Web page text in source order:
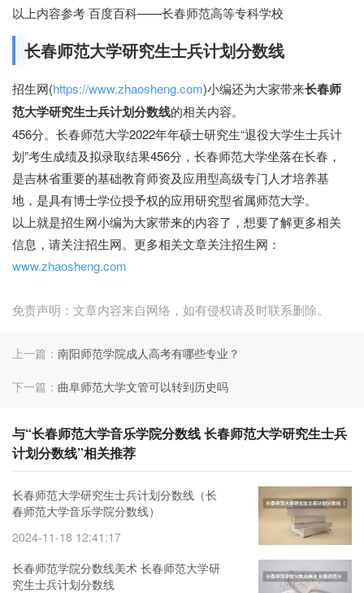
以上内容参考 百度百科——长春师范高等专科学校
长春师范大学研究生士兵计划分数线
招生网(https://www.zhaosheng.com)小编还为大家带来长春师
范大学研究生士兵计划分数线的相关内容。
456分。长春师范大学2022年年硕士研究生“退役大学生士兵计
划”考生成绩及拟录取结果456分，长春师范大学坐落在长春，
是吉林省重要的基础教育师资及应用型高级专门人才培养基
地，是具有博士学位授予权的应用研究型省属师范大学。
以上就是招生网小编为大家带来的内容了，想要了解更多相关
信息，请关注招生网。更多相关文章关注招生网：
www.zhaosheng.com
免责声明：文章内容来自网络，如有侵权请及时联系删除。
上一篇： 南阳师范学院成人高考有哪些专业？
下一篇： 曲阜师范大学文管可以转到历史吗
与“长春师范大学音乐学院分数线 长春师范大学研究生士兵
计划分数线”相关推荐
长春师范大学研究生士兵计划分数线（长
春师范大学音乐学院分数线）
2024-11-18 12:41:17
长春师范学院分数线美术 长春师范大学研
究生士兵计划分数线